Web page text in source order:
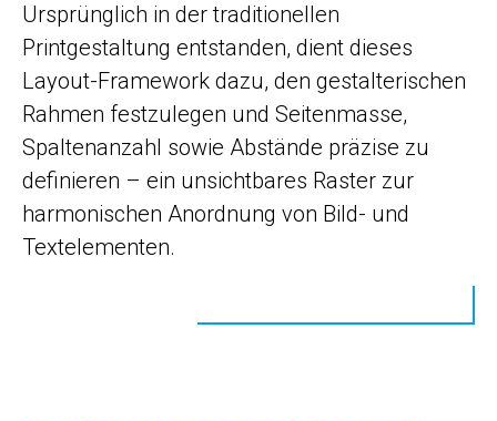
Ursprünglich in der traditionellen
Printgestaltung entstanden, dient dieses
Layout-Framework dazu, den gestalterischen
Rahmen festzulegen und Seitenmasse,
Spaltenanzahl sowie Abstände präzise zu
definieren – ein unsichtbares Raster zur
harmonischen Anordnung von Bild- und
Textelementen.